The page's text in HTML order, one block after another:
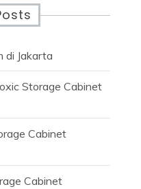
di Jakarta
Storage Cabinet
Cabinet
Cabinet